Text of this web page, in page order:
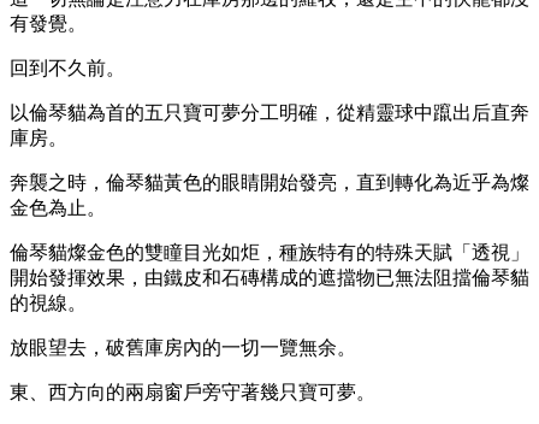
有發覺。
回到不久前。
以倫琴貓為首的五只寶可夢分工明確，從精靈球中躥出后直奔
庫房。
奔襲之時，倫琴貓黃色的眼睛開始發亮，直到轉化為近乎為燦
金色為止。
倫琴貓燦金色的雙瞳目光如炬，種族特有的特殊天賦「透視」
開始發揮效果，由鐵皮和石磚構成的遮擋物已無法阻擋倫琴貓
的視線。
放眼望去，破舊庫房內的一切一覽無余。
東、西方向的兩扇窗戶旁守著幾只寶可夢。